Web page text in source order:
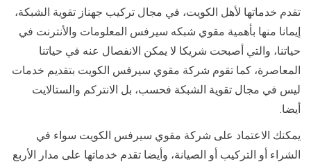
تقدم خدماتها لأهل الكويت، في مجال تركيب جهناز تقوية الشبكة،
إيمانا منها بأهمية مقوي شبكه سيرفس المعلومات والأنترنت في
حياتنا، والتي أصبحت شريكا لا يمكن الانفصال عنه في حياتنا
المعاصرة، كما تقوم شركة مقوي سيرفس الكويت بتقديم خدمات
ليس في مجال تقوية الشبكة فحسب، بل الانتركم والستالايت
أيضا.
يمكنك الاعتماد على شركة مقوي سيرفس الكويت سواء في
الشراء أو التركيب أو الصيانة، وأيضا تقدم خدماتها على مدار الأربع